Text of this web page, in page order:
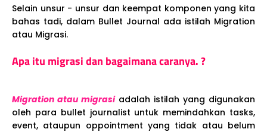
Selain unsur - unsur dan keempat komponen yang kita
bahas tadi, dalam Bullet Journal ada istilah Migration
atau Migrasi.
Apa itu migrasi dan bagaimana caranya. ?
Migration atau migrasi adalah istilah yang digunakan
oleh para bullet journalist untuk memindahkan tasks,
event, ataupun oppointment yang tidak atau belum